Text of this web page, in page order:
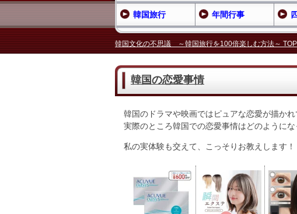
韓国文化の不思議 ～韓国旅行を100倍楽しむ方法～ TOP
韓国の恋愛事情
韓国のドラマや映画ではピュアな恋愛が描かれ
実際のところ韓国での恋愛事情はどのように
私の実体験も交えて、こっそりお教えします！
韓国旅行 年間行事